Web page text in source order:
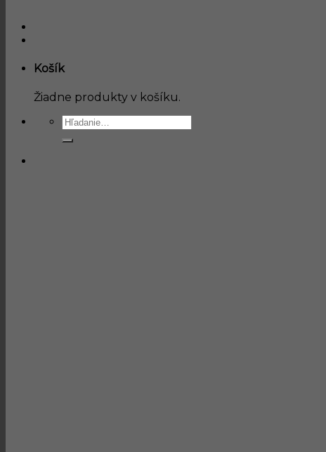
Košík
Žiadne produkty v košíku.
Hľadať: